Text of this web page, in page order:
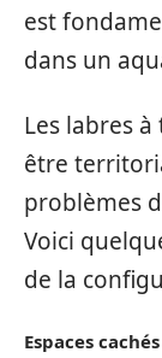
est
dans un
Les labres
être
problèmes
Voici
de la
Espaces cachés